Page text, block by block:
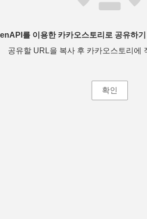
를 이용한 카카오스토리로 공유하
공유할 URL을 복사 후 카카오스토리에
확인